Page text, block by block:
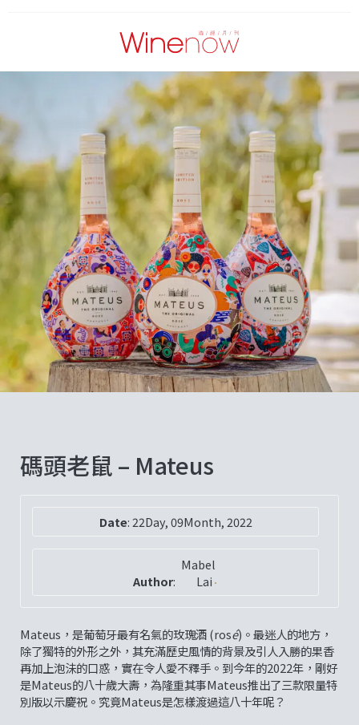
碼頭老鼠 – Mateus
Date:22Day, 09Month, 2022
Author:
Mabel
Lai
Mateus，是葡萄牙最有名氣的玫瑰酒 (rosé)。最迷人的地方，
除了獨特的外形之外，其充滿歷史風情的背景及引人入勝的果香
再加上泡沬的口惑，實在令人愛不釋手。到今年的2022年，剛好
是Mateus的八十歲大壽，為隆重其事Mateus推出了三款限量特
別版以示慶祝。究竟Mateus是怎樣渡過這八十年呢？